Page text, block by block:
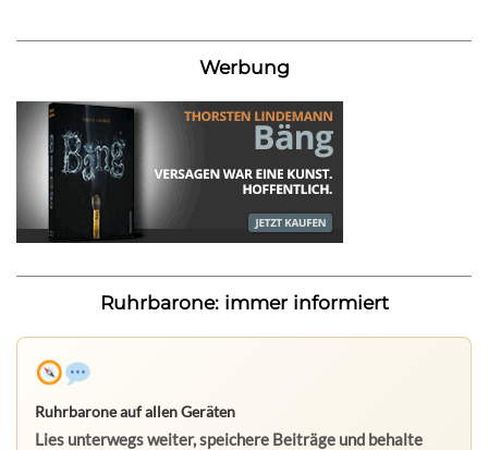
Werbung
Ruhrbarone: immer informiert
Ruhrbarone auf allen Geräten
Lies unterwegs weiter, speichere Beiträge und behalte